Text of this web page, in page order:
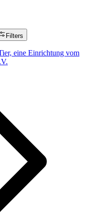
Filters
eine Einrichtung vom